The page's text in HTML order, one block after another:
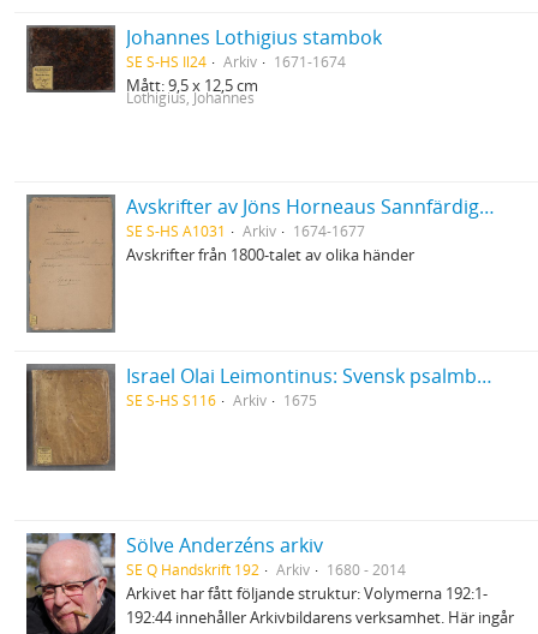
Johannes Lothigius stambok
SE S-HS Il24 Arkiv 1671-1674
Mått: 9,5 x 12,5 cm
Lothigius, Johannes
Avskrifter av Jöns Horneaus Sannfärdig berättelse om det för 100 år sedan förlupna grufverliga Trolldoms-Oväsendet i Sverige och Martin Brunnerus Betänkande om trolldomsväsendet
SE S-HS A1031 Arkiv 1674-1677
Avskrifter från 1800-talet av olika händer
Israel Olai Leimontinus: Svensk psalmbok med sångnoter
SE S-HS S116 Arkiv 1675
Sölve Anderzéns arkiv
SE Q Handskrift 192 Arkiv 1680 - 2014
Arkivet har fått följande struktur: Volymerna 192:1-
192:44 innehåller Arkivbildarens verksamhet. Här ingår